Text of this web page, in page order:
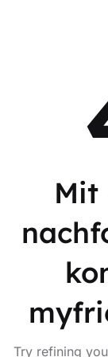
Mit
Try refining